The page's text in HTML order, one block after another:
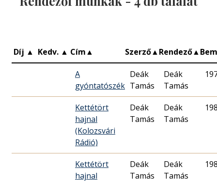
Díj ▲ Kedv. ▲ Cím▲ Szerző▲Rendező▲
A
gyóntatószék
Deák
Tamás
Deák
Tamás
Kettétört
hajnal
(Kolozsvári
Rádió)
Deák
Tamás
Deák
Tamás
Kettétört
hajnal
Deák
Tamás
Deák
Tamás